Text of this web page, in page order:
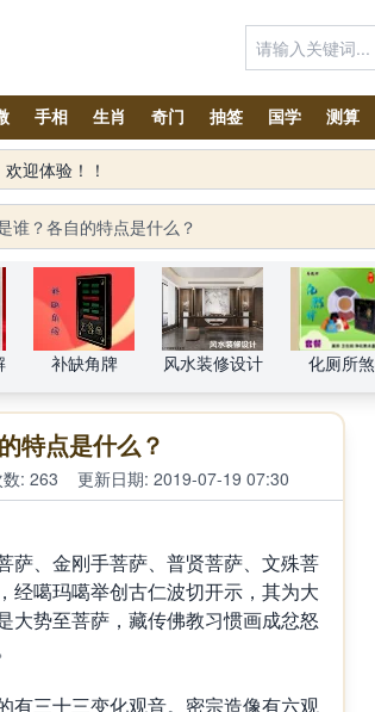
手相 生肖 奇门 抽签 国学 测算
谁？各自的特点是什么？
补缺角牌 风水装修设计 化厕所煞
特点是什么？
: 263 更新日期: 2019-07-19 07:30
萨、金刚手菩萨、普贤菩萨、文殊菩
经噶玛噶举创古仁波切开示，其为大
大势至菩萨，藏传佛教习惯画成忿怒
有三十三变化观音。密宗造像有六观